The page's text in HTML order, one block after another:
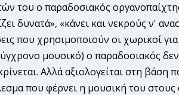
του ο παραδοσιακός
δυνατά», «κάνει και νεκρούς ν'
που χρησιμοποιούν οι χωρικοί
μουσικό) ο παραδοσιακός
Αλλά αξιολογείται στη
που φέρνει η μουσική του